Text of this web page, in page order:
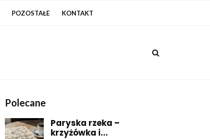
POZOSTAŁE KONTAKT
Polecane
Paryska rzeka –
krzyżówka i...